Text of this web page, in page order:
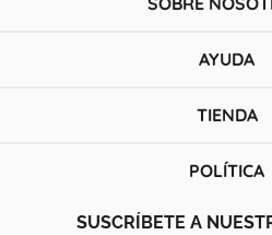
AYUDA
TIENDA
POLÍTICA
SUSCRÍBETE A